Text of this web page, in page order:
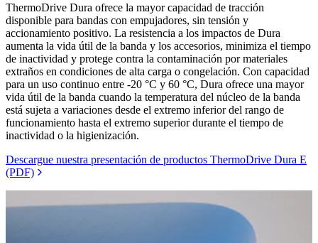
ThermoDrive Dura ofrece la mayor capacidad de tracción
disponible para bandas con empujadores, sin tensión y
accionamiento positivo. La resistencia a los impactos de Dura
aumenta la vida útil de la banda y los accesorios, minimiza el tiempo
de inactividad y protege contra la contaminación por materiales
extraños en condiciones de alta carga o congelación. Con capacidad
para un uso continuo entre -20 °C y 60 °C, Dura ofrece una mayor
vida útil de la banda cuando la temperatura del núcleo de la banda
está sujeta a variaciones desde el extremo inferior del rango de
funcionamiento hasta el extremo superior durante el tiempo de
inactividad o la higienización.
Descargue nuestra presentación de productos ThermoDrive Dura E
(PDF)